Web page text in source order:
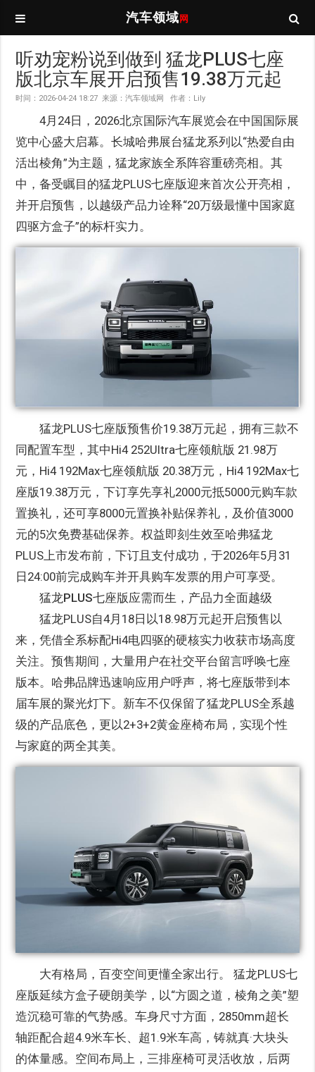
汽车领域 网
听劝宠粉说到做到 猛龙PLUS七座
版北京车展开启预售19.38万元起
时间：2026-04-24 18:27 来源：汽车领域网 作者：Lily
4月24日，2026北京国际汽车展览会在中国国际展
览中心盛大启幕。长城哈弗展台猛龙系列以“热爱自由
活出棱角”为主题，猛龙家族全系阵容重磅亮相。其
中，备受瞩目的猛龙PLUS七座版迎来首次公开亮相，
并开启预售，以越级产品力诠释“20万级最懂中国家庭
四驱方盒子”的标杆实力。
猛龙PLUS七座版预售价19.38万元起，拥有三款不
同配置车型，其中Hi4 252Ultra七座领航版 21.98万
元，Hi4 192Max七座领航版 20.38万元，Hi4 192Max七
座版19.38万元，下订享先享礼2000元抵5000元购车款
置换礼，还可享8000元置换补贴保养礼，及价值3000
元的5次免费基础保养。权益即刻生效至哈弗猛龙
PLUS上市发布前，下订且支付成功，于2026年5月31
日24:00前完成购车并开具购车发票的用户可享受。
猛龙PLUS七座版应需而生，产品力全面越级
猛龙PLUS自4月18日以18.98万元起开启预售以
来，凭借全系标配Hi4电四驱的硬核实力收获市场高度
关注。预售期间，大量用户在社交平台留言呼唤七座
版本。哈弗品牌迅速响应用户呼声，将七座版带到本
届车展的聚光灯下。新车不仅保留了猛龙PLUS全系越
级的产品底色，更以2+3+2黄金座椅布局，实现个性
与家庭的两全其美。
大有格局，百变空间更懂全家出行。 猛龙PLUS七
座版延续方盒子硬朗美学，以“方圆之道，棱角之美”塑
造沉稳可靠的气势感。车身尺寸方面，2850mm超长
轴距配合超4.9米车长、超1.9米车高，铸就真·大块头
的体量感。空间布局上，三排座椅可灵活收放，后两